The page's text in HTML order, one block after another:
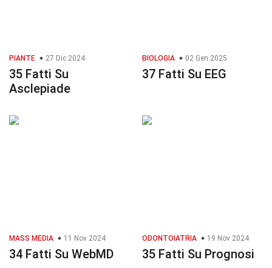
PIANTE 27 Dic 2024
35 Fatti Su
Asclepiade
BIOLOGIA 02 Gen 2025
37 Fatti Su EEG
MASS MEDIA 11 Nov 2024
34 Fatti Su WebMD
ODONTOIATRIA 19 Nov 2024
35 Fatti Su Prognosi